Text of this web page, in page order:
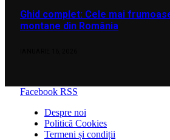
Ghid complet: Cele mai
montane din România
Facebook RSS
Despre noi
Politică Cookies
Termeni și condiții